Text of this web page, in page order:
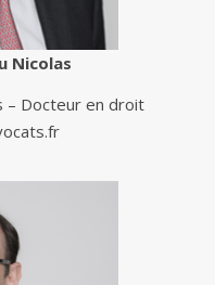
Nicolas
– Docteur en droit